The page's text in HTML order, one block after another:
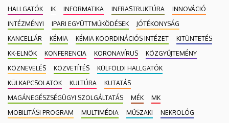
HALLGATÓK
IK INFORMATIKA INFRASTRUKTÚRA
INNOVÁCIÓ
INTÉZMÉNYI
IPARI EGYÜTTMŰKÖDÉSEK
JÓTÉKONYSÁG
KANCELLÁR
KÉMIA KÉMIA KOORDINÁCIÓS INTÉZET
KITÜNTETÉS
KK-ELNÖK
KONFERENCIA KORONAVÍRUS
KÖZGYŰJTEMÉNY
KÖZNEVELÉS
KÖZVETÍTÉS
KÜLFÖLDI HALLGATÓK
KÜLKAPCSOLATOK
KULTÚRA
KUTATÁS
MAGÁNEGÉSZSÉGÜGYI SZOLGÁLTATÁS
MÉK
MK
MOBILITÁSI PROGRAM
MULTIMÉDIA MŰSZAKI
NEKROLÓG